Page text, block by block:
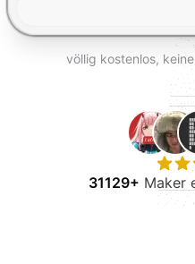
völlig kostenlos,
31129+ Maker